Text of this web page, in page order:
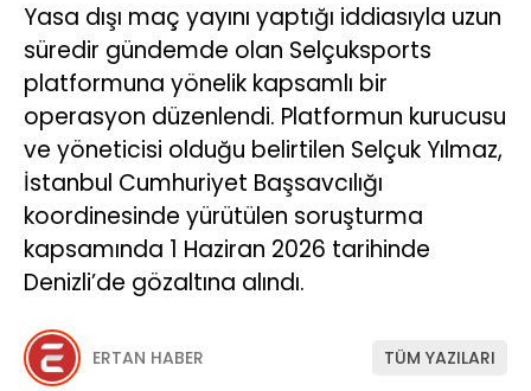
Yasa dışı maç yayını yaptığı iddiasıyla uzun
süredir gündemde olan Selçuksports
platformuna yönelik kapsamlı bir
operasyon düzenlendi. Platformun kurucusu
ve yöneticisi olduğu belirtilen Selçuk Yılmaz,
İstanbul Cumhuriyet Başsavcılığı
koordinesinde yürütülen soruşturma
kapsamında 1 Haziran 2026 tarihinde
Denizli’de gözaltına alındı.
ERTAN HABER TÜM YAZILARI